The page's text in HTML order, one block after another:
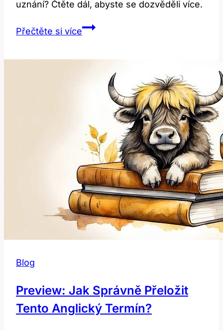
uznání? Čtěte dál, abyste se dozvěděli více.
Přečtěte si víceBadges:
Souvisí
Identitou
Oceněními?
Blog
Preview: Jak Správně Přeložit
Tento Anglický Termín?